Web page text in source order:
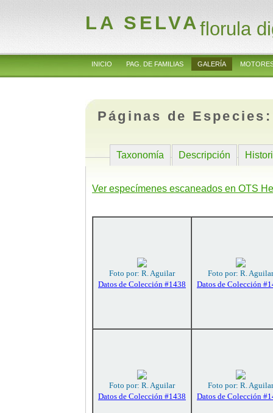
LA SELVAflorula
INICIO PAG. DE FAMILIAS GALERÍA
Páginas de
Taxonomía Descripción
Ver especímenes escaneados en OTS
Foto por: R. Aguilar
Datos de Colección #1438
Foto por: R. Aguilar
Datos de Colección
Foto por: R. Aguilar
Datos de Colección #1438
Foto por: R. Aguilar
Datos de Colección